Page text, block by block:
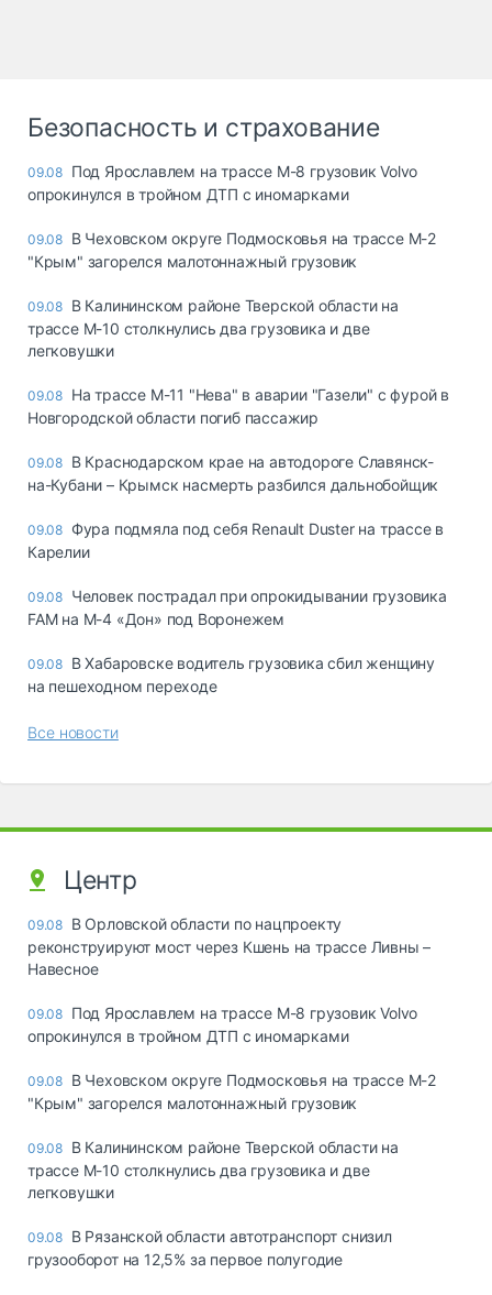
Безопасность и страхование
09.08 Под Ярославлем на трассе М-8 грузовик Volvo
опрокинулся в тройном ДТП с иномарками
09.08 В Чеховском округе Подмосковья на трассе М-2
"Крым" загорелся малотоннажный грузовик
09.08 В Калининском районе Тверской области на
трассе М-10 столкнулись два грузовика и две
легковушки
09.08 На трассе М-11 "Нева" в аварии "Газели" с фурой в
Новгородской области погиб пассажир
09.08 В Краснодарском крае на автодороге Славянск-
на-Кубани – Крымск насмерть разбился дальнобойщик
09.08 Фура подмяла под себя Renault Duster на трассе в
Карелии
09.08 Человек пострадал при опрокидывании грузовика
FAM на М-4 «Дон» под Воронежем
09.08 В Хабаровске водитель грузовика сбил женщину
на пешеходном переходе
Все новости
Центр
09.08 В Орловской области по нацпроекту
реконструируют мост через Кшень на трассе Ливны –
Навесное
09.08 Под Ярославлем на трассе М-8 грузовик Volvo
опрокинулся в тройном ДТП с иномарками
09.08 В Чеховском округе Подмосковья на трассе М-2
"Крым" загорелся малотоннажный грузовик
09.08 В Калининском районе Тверской области на
трассе М-10 столкнулись два грузовика и две
легковушки
09.08 В Рязанской области автотранспорт снизил
грузооборот на 12,5% за первое полугодие